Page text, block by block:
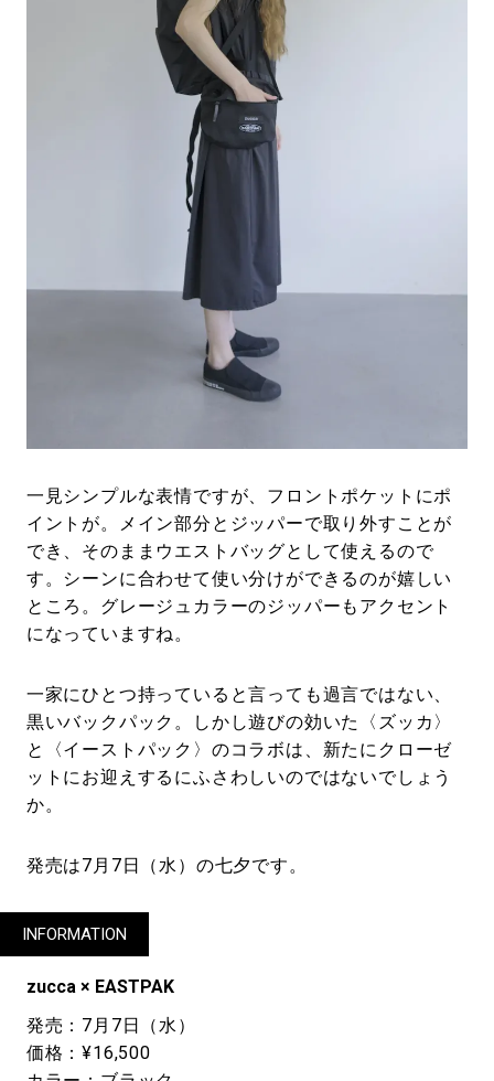
一見シンプルな表情ですが、フロントポケットにポ
イントが。メイン部分とジッパーで取り外すことが
でき、そのままウエストバッグとして使えるので
す。シーンに合わせて使い分けができるのが嬉しい
ところ。グレージュカラーのジッパーもアクセント
になっていますね。
一家にひとつ持っていると言っても過言ではない、
黒いバックパック。しかし遊びの効いた〈ズッカ〉
と〈イーストパック〉のコラボは、新たにクローゼ
ットにお迎えするにふさわしいのではないでしょう
か。
発売は7月7日（水）の七夕です。
INFORMATION
zucca × EASTPAK
発売：7月7日（水）
価格：¥16,500